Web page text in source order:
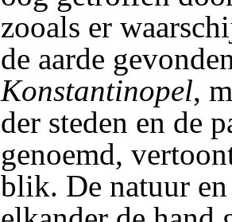
zooals er
de aarde
Konstantinopel,
der steden en de
genoemd,
blik. De natuur